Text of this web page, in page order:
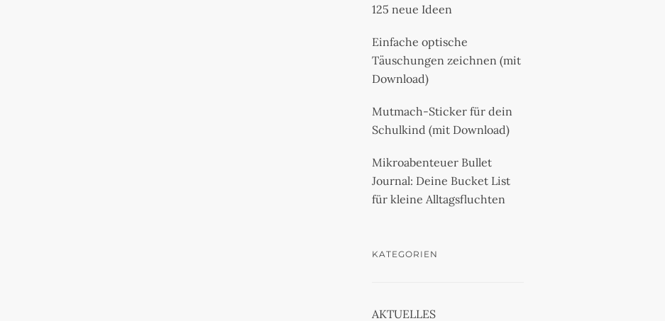
125 neue Ideen
Einfache optische
Täuschungen zeichnen (mit
Download)
Mutmach-Sticker für dein
Schulkind (mit Download)
Mikroabenteuer Bullet
Journal: Deine Bucket List
für kleine Alltagsfluchten
KATEGORIEN
AKTUELLES